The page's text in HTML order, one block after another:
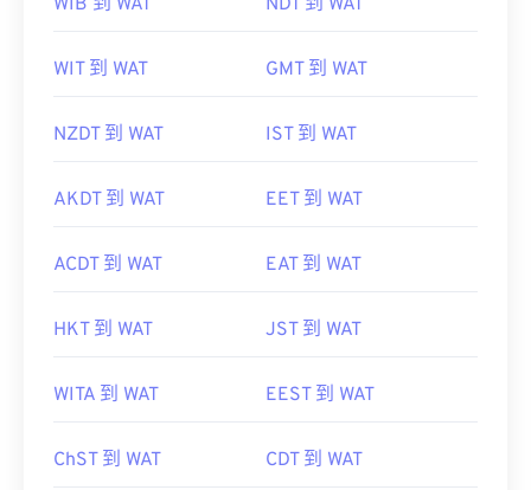
WIB 到 WAT NDT 到 WAT
WIT 到 WAT GMT 到 WAT
NZDT 到 WAT IST 到 WAT
AKDT 到 WAT EET 到 WAT
ACDT 到 WAT EAT 到 WAT
HKT 到 WAT JST 到 WAT
WITA 到 WAT EEST 到 WAT
ChST 到 WAT CDT 到 WAT